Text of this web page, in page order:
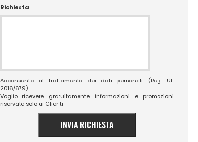
Richiesta
Acconsento al trattamento dei dati personali (Reg. UE
2016/679)
Voglio ricevere gratuitamente informazioni e promozioni
riservate solo ai Clienti
INVIA RICHIESTA